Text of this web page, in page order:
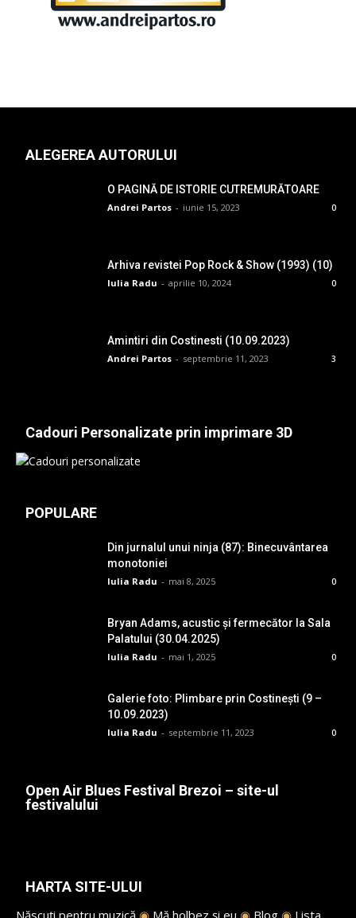
ALEGEREA AUTORULUI
O PAGINĂ DE ISTORIE CUTREMURĂTOARE
Andrei Partos - iunie 15, 2023 0
Arhiva revistei Pop Rock & Show (1993) (10)
Iulia Radu - aprilie 10, 2024 0
Amintiri din Costinesti (10.09.2023)
Andrei Partos - septembrie 11, 2023 3
Cadouri Personalizate prin imprimare 3D
POPULARE
Din jurnalul unui ninja (87): Binecuvântarea
monotoniei
Iulia Radu - mai 8, 2025 0
Bryan Adams, acustic și fermecător la Sala
Palatului (30.04.2025)
Iulia Radu - mai 1, 2025 0
Galerie foto: Plimbare prin Costinești (9 –
10.09.2023)
Iulia Radu - septembrie 11, 2023 0
Open Air Blues Festival Brezoi – site-ul
festivalului
HARTA SITE-ULUI
Născuți pentru muzică ◉ Mă holbez și eu ◉ Blog ◉ Lista